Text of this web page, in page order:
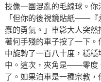
技像一團混亂的毛線球。你
「但你的後視鏡貼紙——『
蠢的勇氣。」車影大人突
著何手殘的車子按了一下
中旋轉了一百八十度，穩
中。這次，夾角是——零度
了。如果泊車是一種宗教